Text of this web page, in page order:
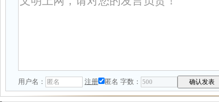
用户名： 注册 匿名 字数：